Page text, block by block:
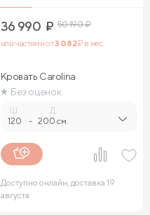
36 990 ₽ 50 190₽
или частями от3 082₽ в мес.
Кровать Carolina
Без оценок
120 -
Д.
200 см.
Доступно онлайн, доставка 19
августа